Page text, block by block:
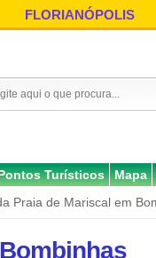
FLORIANÓPOLIS
Turísticos Mapa
Praia de Mariscal em